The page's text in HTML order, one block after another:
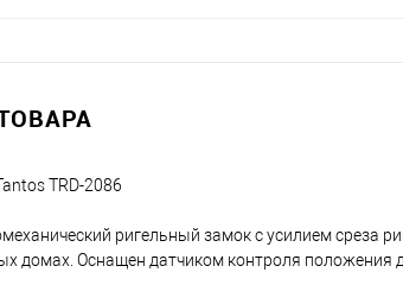
TRD-2086
ригельный замок с усилием среза
домах. Оснащен датчиком контроля положения